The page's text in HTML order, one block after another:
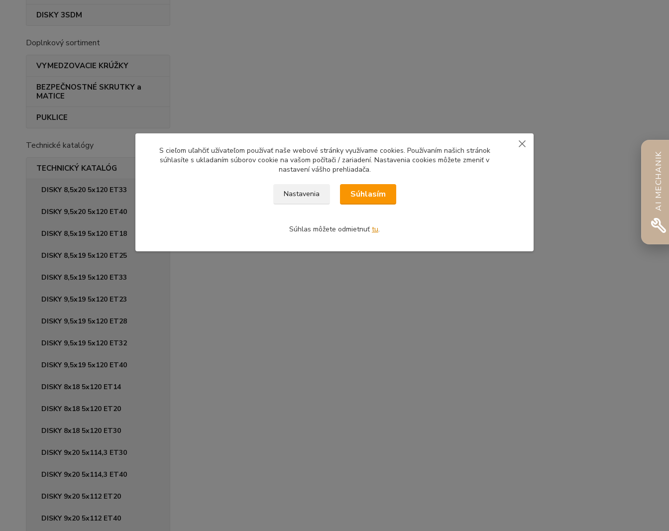
DISKY 3SDM
Doplnkový sortiment
VYMEDZOVACIE KRÚŽKY
BEZPEČNOSTNÉ SKRUTKY a
MATICE
PUKLICE
Technické katalógy
TECHNICKÝ KATALÓG
DISKY 8,5x20 5x120 ET33
DISKY 9,5x20 5x120 ET40
DISKY 8,5x19 5x120 ET18
DISKY 8,5x19 5x120 ET25
DISKY 8,5x19 5x120 ET33
DISKY 9,5x19 5x120 ET23
DISKY 9,5x19 5x120 ET28
DISKY 9,5x19 5x120 ET32
DISKY 9,5x19 5x120 ET40
DISKY 8x18 5x120 ET14
DISKY 8x18 5x120 ET20
DISKY 8x18 5x120 ET30
DISKY 9x20 5x114,3 ET30
DISKY 9x20 5x114,3 ET40
DISKY 9x20 5x112 ET20
DISKY 9x20 5x112 ET40
AI MECHANIK
S cieľom uľahčiť užívateľom používať naše webové stránky využívame cookies. Používaním našich stránok
súhlasíte s ukladaním súborov cookie na vašom počítači / zariadení. Nastavenia cookies môžete zmeniť v
nastavení vášho prehliadača.
Nastavenia Súhlasím
Súhlas môžete odmietnuť tu.